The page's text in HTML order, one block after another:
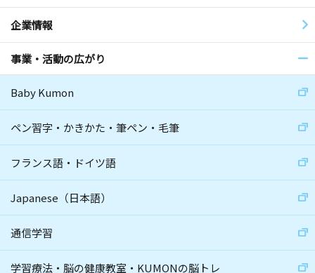
企業情報
事業・活動の広がり
Baby Kumon
ペン習字・かきかた・筆ペン・毛筆
フランス語・ドイツ語
Japanese（日本語）
通信学習
学習療法・脳の健康教室・KUMONの脳トレ